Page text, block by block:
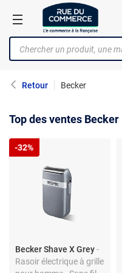
Retour Becker
Top des ventes Becker
Becker Shave X Grey-
Rasoir électrique à grille
-32%